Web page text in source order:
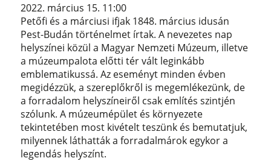
2022. március 15. 11:00
Petőfi és a márciusi ifjak 1848. március idusán
Pest-Budán történelmet írtak. A nevezetes nap
helyszínei közül a Magyar Nemzeti Múzeum, illetve
a múzeumpalota előtti tér vált leginkább
emblematikussá. Az eseményt minden évben
megidézzük, a szereplőkről is megemlékezünk, de
a forradalom helyszíneiről csak említés szintjén
szólunk. A múzeumépület és környezete
tekintetében most kivételt teszünk és bemutatjuk,
milyennek láthatták a forradalmárok egykor a
legendás helyszínt.